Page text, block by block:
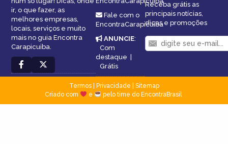
ir, o que fazer, as
melhores empresas,
locais, serviços e muito
mais no guia Encontra
Carapicuiba.
Fale com o
EncontraCarapicuiba
ANUNCIE:
Com
destaque
Grátis
Receba grátis as
principais notícias,
dicas e promoções
Termos| Privacidade
Sitemap
Criado com
e pelo time do EncontraBrasil